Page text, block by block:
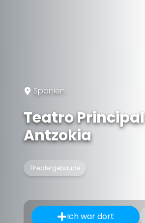
Spanien
Teatro Principal
Antzokia
Theatergebäude
Ich war dort